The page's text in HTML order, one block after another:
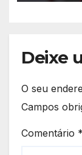
Deixe
O seu
Campos
Comentário *